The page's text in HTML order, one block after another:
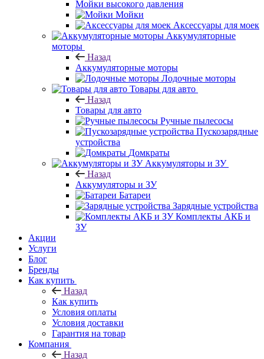
Мойки высокого давления
Мойки
Аксессуары для моек
Аккумуляторные
моторы
Назад
Аккумуляторные моторы
Лодочные моторы
Товары для авто
Назад
Товары для авто
Ручные пылесосы
Пускозарядные
устройства
Домкраты
Аккумуляторы и ЗУ
Назад
Аккумуляторы и ЗУ
Батареи
Зарядные устройства
Комплекты АКБ и
ЗУ
Акции
Услуги
Блог
Бренды
Как купить
Назад
Как купить
Условия оплаты
Условия доставки
Гарантия на товар
Компания
Назад